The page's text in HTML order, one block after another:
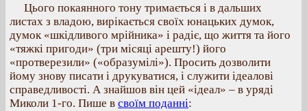
Цього покаянного тону тримається і в дальших
листах з владою, вирікається своїх юнацьких думок,
думок «шкідливого мрійника» і радіє, що життя та його
«тяжкі пригоди» (три місяці арешту!) його
«протверезили» («образумілі»). Просить дозволити
йому знову писати і друкуватися, і служити ідеалові
справедливості. А знайшов він цей «ідеал» – в уряді
Миколи 1-го. Пише в своїм поданні: